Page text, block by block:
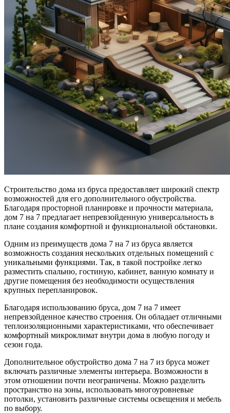
Строительство дома из бруса предоставляет широкий спектр
возможностей для его дополнительного обустройства.
Благодаря просторной планировке и прочности материала,
дом 7 на 7 предлагает непревзойденную универсальность в
плане создания комфортной и функциональной обстановки.
Одним из преимуществ дома 7 на 7 из бруса является
возможность создания нескольких отдельных помещений с
уникальными функциями. Так, в такой постройке легко
разместить спальню, гостиную, кабинет, ванную комнату и
другие помещения без необходимости осуществления
крупных перепланировок.
Благодаря использованию бруса, дом 7 на 7 имеет
непревзойденное качество строения. Он обладает отличными
теплоизоляционными характеристиками, что обеспечивает
комфортный микроклимат внутри дома в любую погоду и
сезон года.
Дополнительное обустройство дома 7 на 7 из бруса может
включать различные элементы интерьера. Возможности в
этом отношении почти неограничены. Можно разделить
пространство на зоны, использовать многоуровневые
потолки, установить различные системы освещения и мебель
по выбору.